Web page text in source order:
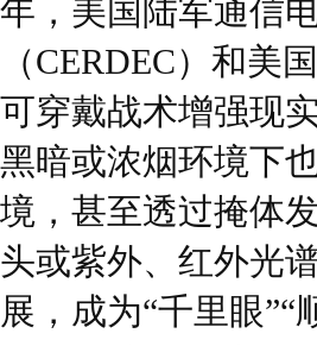
年，美国陆军通信
（CERDEC）和
可穿戴战术增强现
黑暗或浓烟环境下
境，甚至透过掩体
头或紫外、红外光
展，成为“千里眼”“